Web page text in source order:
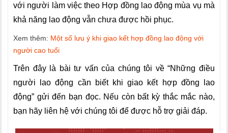
với người làm việc theo Hợp đồng lao động mùa vụ mà
khả năng lao động vẫn chưa được hồi phục.
Xem thêm: Một số lưu ý khi giao kết hợp đồng lao động với
người cao tuổi
Trên đây là bài tư vấn của chúng tôi về “Những điều
người lao động cần biết khi giao kết hợp đồng lao
động” gửi đến bạn đọc. Nếu còn bất kỳ thắc mắc nào,
bạn hãy liên hệ với chúng tôi để được hỗ trợ giải đáp.